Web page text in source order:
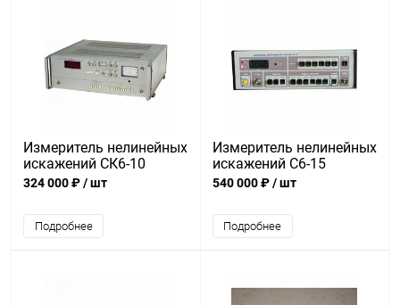
Измеритель нелинейных
искажений СК6-10
324 000 ₽/ шт
Подробнее
Измеритель нелинейных
искажений С6-15
540 000 ₽/ шт
Подробнее